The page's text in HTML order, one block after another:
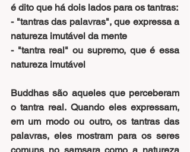
é dito que há dois lados para os tantras:
- "tantras das palavras", que expressa a
natureza imutável da mente
- "tantra real" ou supremo, que é essa
natureza imutável
Buddhas são aqueles que perceberam
o tantra real. Quando eles expressam,
em um modo ou outro, os tantras das
palavras, eles mostram para os seres